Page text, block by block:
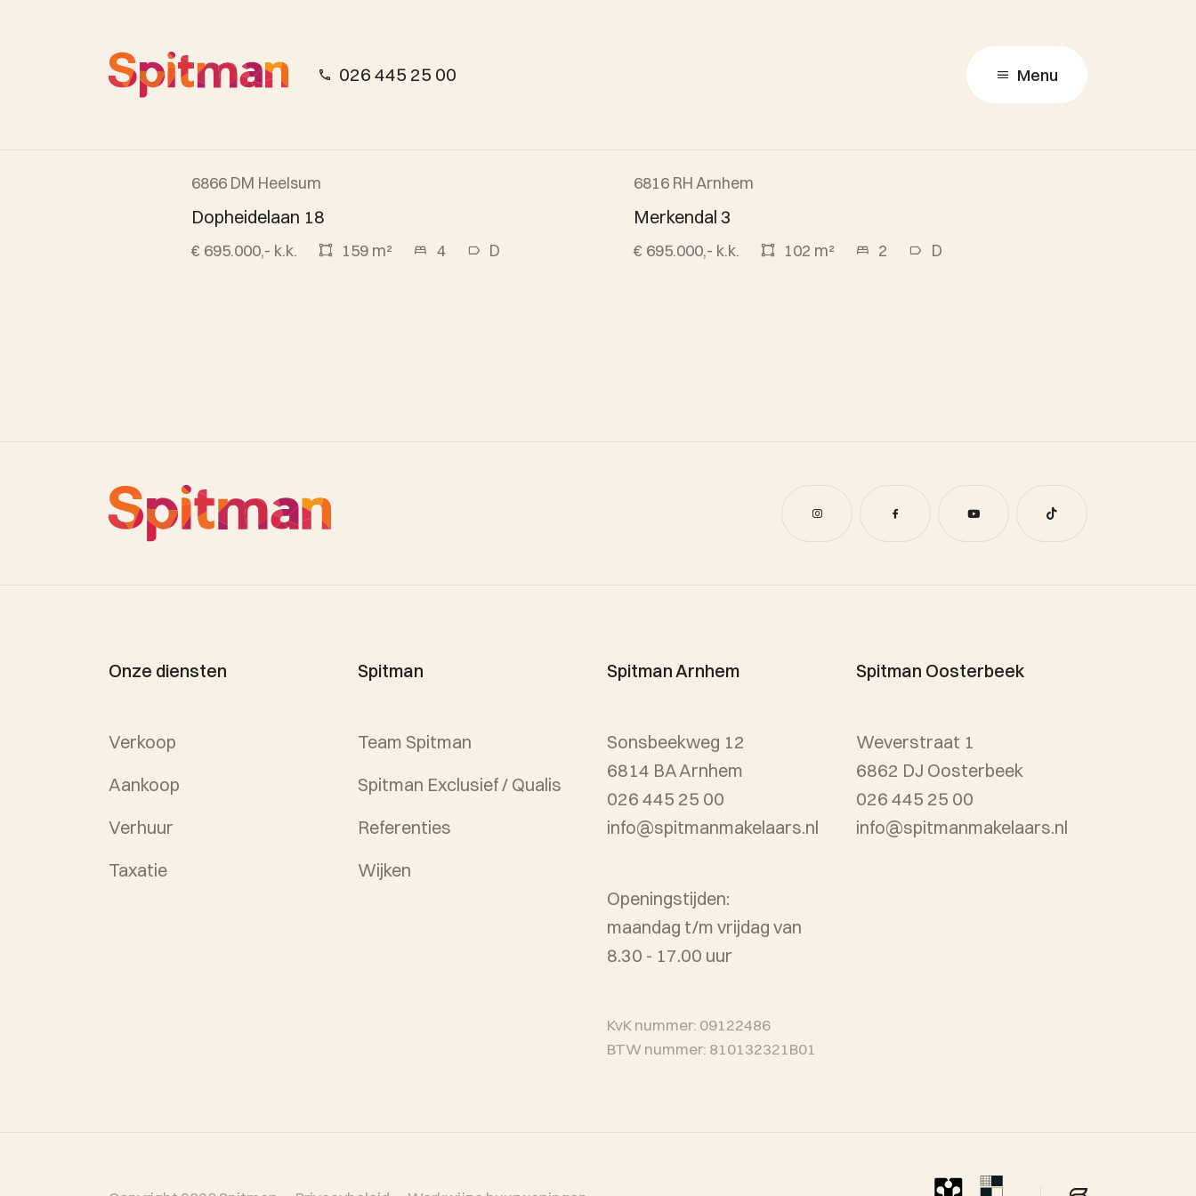
026 445 25 00 Menu
Beschikbaar
6866 DM Heelsum
Dopheidelaan 18
€ 695.000,- k.k. 159 m² 4 D
Beschikbaar
6816 RH Arnhem
Merkendal 3
€ 695.000,- k.k. 102 m² 2 D
Onze diensten
Verkoop
Aankoop
Verhuur
Taxatie
Spitman
Team Spitman
Spitman Exclusief / Qualis
Referenties
Wijken
Spitman Oosterbeek
Weverstraat 1
6862 DJ Oosterbeek
026 445 25 00
info@spitmanmakelaars.nl
Spitman Arnhem
Sonsbeekweg 12
6814 BA Arnhem
026 445 25 00
info@spitmanmakelaars.nl
Openingstijden:
maandag t/m vrijdag van
8.30 - 17.00 uur
KvK nummer: 09122486
BTW nummer: 810132321B01